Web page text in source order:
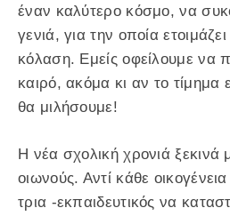
έναν καλύτερο κόσμο, να
γενιά, για την οποία
κόλαση. Εμείς οφείλουμε να
καιρό, ακόμα κι αν το τίμημα
θα μιλήσουμε!
Η νέα σχολική χρονιά ξεκινά
οιωνούς. Αντί κάθε
τρια -εκπαιδευτικός να